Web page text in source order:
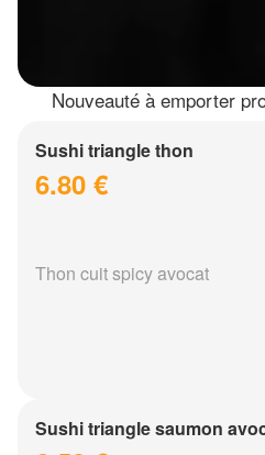
Nouveauté à emporter
Sushi triangle thon
6.80 €
Thon cuit spicy avocat
Sushi triangle saumon